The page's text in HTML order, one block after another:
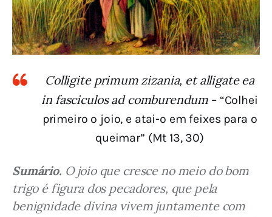
Colligite primum zizania, et alligate ea
in fasciculos ad comburendum – “Colhei
primeiro o joio, e atai-o em feixes para o
queimar” (Mt 13, 30)
Sumário. O joio que cresce no meio do bom
trigo é figura dos pecadores, que pela
benignidade divina vivem juntamente com